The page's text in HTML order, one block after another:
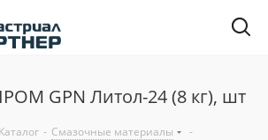
GPN Литол-24 (8 кг), шт
Каталог - Смазочные материалы
-